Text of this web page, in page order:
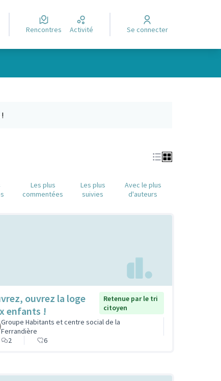
Rencontres Activité Se connecter
Les plus
commentées
Les plus
suivies
Avec le plus
d'auteurs
ouvrez la loge
enfants !
Retenue par le tri
citoyen
Groupe Habitants et centre social de la
Ferrandière
2
6